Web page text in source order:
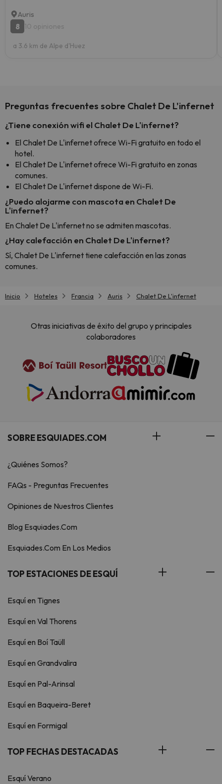
Auris
8
10 opiniones
a 3.6 km de Alpe d'Huez
Preguntas frecuentes sobre Chalet De L'infernet
¿Tiene conexión wifi el Chalet De L'infernet?
El Chalet De L'infernet ofrece Wi-Fi gratuito en todo el
hotel.
El Chalet De L'infernet ofrece Wi-Fi gratuito en zonas
comunes.
El Chalet De L'infernet dispone de Wi-Fi.
¿Puedo alojarme con mascota en Chalet De
L'infernet?
En Chalet De L'infernet no se admiten mascotas.
¿Hay calefacción en Chalet De L'infernet?
Sí, Chalet De L'infernet tiene calefacción en las zonas
comunes.
Inicio Hoteles Francia Auris Chalet De L'infernet
Otras iniciativas de éxito del grupo y principales
colaboradores
SOBRE ESQUIADES.COM
¿Quiénes Somos?
FAQs - Preguntas Frecuentes
Opiniones de Nuestros Clientes
Blog Esquiades.Com
Esquiades.Com En Los Medios
TOP ESTACIONES DE ESQUÍ
Esquí en Tignes
Esquí en Val Thorens
Esquí en Boí Taüll
Esquí en Grandvalira
Esquí en Pal-Arinsal
Esquí en Baqueira-Beret
Esquí en Formigal
TOP FECHAS DESTACADAS
Esquí Verano